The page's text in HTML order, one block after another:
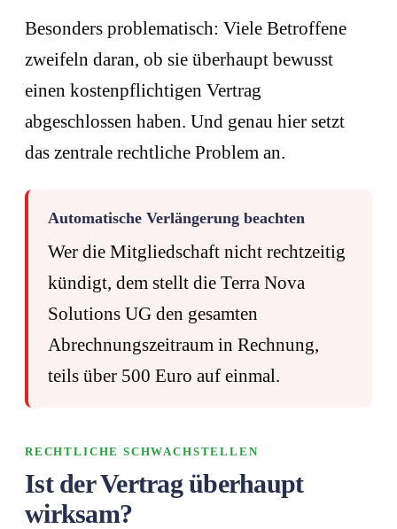
Besonders problematisch: Viele Betroffene
zweifeln daran, ob sie überhaupt bewusst
einen kostenpflichtigen Vertrag
abgeschlossen haben. Und genau hier setzt
das zentrale rechtliche Problem an.
Automatische Verlängerung beachten
Wer die Mitgliedschaft nicht rechtzeitig
kündigt, dem stellt die Terra Nova
Solutions UG den gesamten
Abrechnungszeitraum in Rechnung,
teils über 500 Euro auf einmal.
RECHTLICHE SCHWACHSTELLEN
Ist der Vertrag überhaupt
wirksam?